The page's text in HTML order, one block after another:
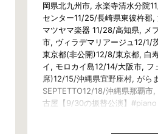
岡県北九州市, 永楽寺清水分院
センター11/25/長崎県東彼杵郡
マツヤマ楽器 11/28/高知県, メ
市, ヴィラデマリアージュ12/1/
東京都(非公開)12/8/東京都, 白
イ, モロカイ島12/14/大阪市, フ
席)12/15/沖縄県宜野座村, がら
SEPTETTO12/18/沖縄県那覇
古屋【9/30の振替公演】